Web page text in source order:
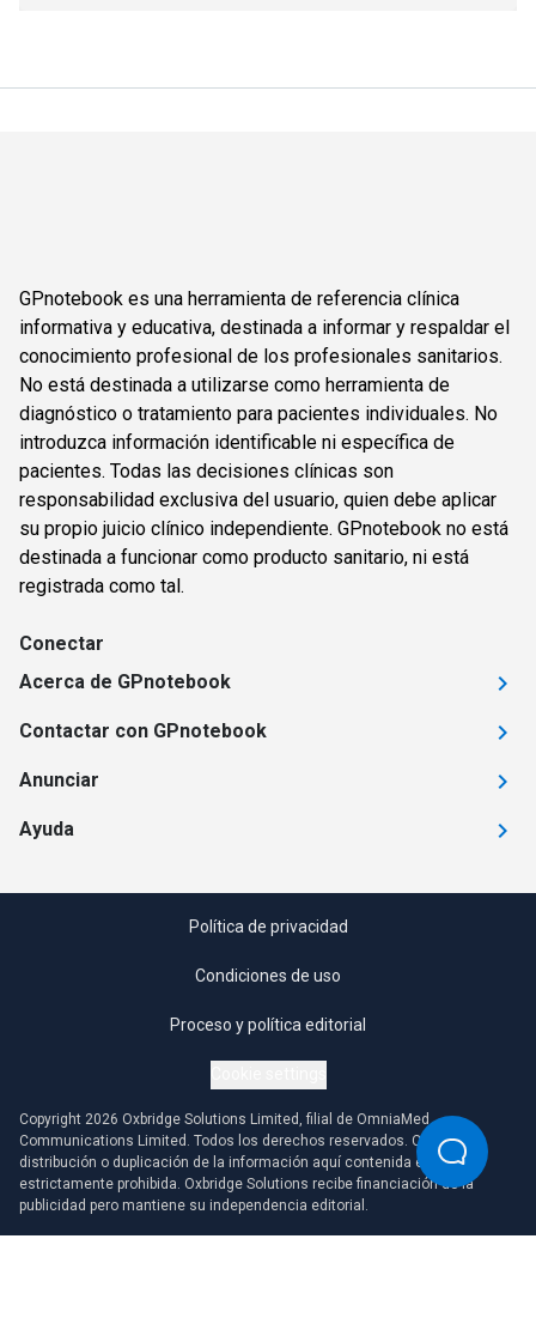
GPnotebook es una herramienta de referencia clínica
informativa y educativa, destinada a informar y respaldar el
conocimiento profesional de los profesionales sanitarios.
No está destinada a utilizarse como herramienta de
diagnóstico o tratamiento para pacientes individuales. No
introduzca información identificable ni específica de
pacientes. Todas las decisiones clínicas son
responsabilidad exclusiva del usuario, quien debe aplicar
su propio juicio clínico independiente. GPnotebook no está
destinada a funcionar como producto sanitario, ni está
registrada como tal.
Conectar
Acerca de GPnotebook
Contactar con GPnotebook
Anunciar
Ayuda
Política de privacidad
Condiciones de uso
Proceso y política editorial
Copyright 2026 Oxbridge Solutions Limited, filial de OmniaMed
Communications Limited. Todos los derechos reservados. Cualquier
distribución o duplicación de la información aquí contenida está
estrictamente prohibida. Oxbridge Solutions recibe financiación de la
publicidad pero mantiene su independencia editorial.